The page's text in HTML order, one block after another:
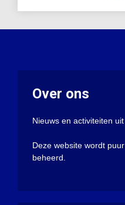
Over ons
Nieuws en activiteiten
Deze website wordt
beheerd.